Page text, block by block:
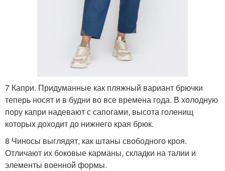
7 Капри. Придуманные как пляжный вариант брючки
теперь носят и в будни во все времена года. В холодную
пору капри надевают с сапогами, высота голенищ
которых доходит до нижнего края брюк.
8 Чиносы выглядят, как штаны свободного кроя.
Отличают их боковые карманы, складки на талии и
элементы военной формы.